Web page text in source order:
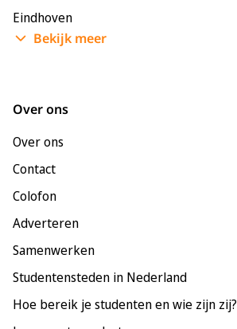
Eindhoven
Enschede
Bekijk meer
Over ons
Over ons
Contact
Colofon
Adverteren
Samenwerken
Studentensteden in Nederland
Hoe bereik je studenten en wie zijn zij?